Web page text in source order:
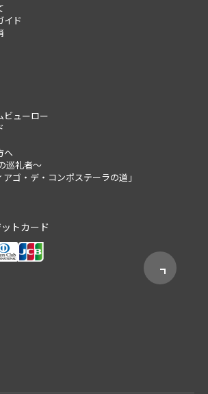
イド
ビューロー
へ
巡礼者～
アゴ・デ・コンポステーラの道」
トカード